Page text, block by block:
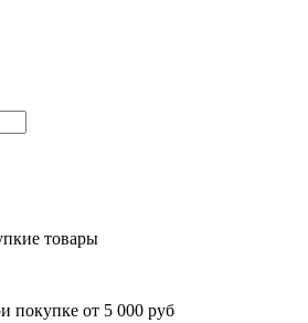
товары
покупке от 5 000 руб